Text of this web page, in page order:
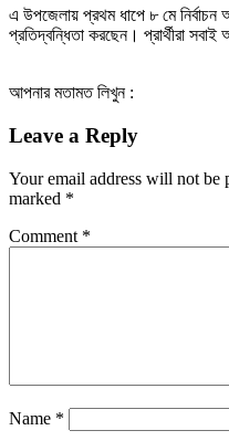
এ উপজেলায় প্রথম ধাপে ৮ মে নির্বাচন
প্রতিদ্বন্ধিতা করছেন। প্রার্থীরা সবাই
আপনার মতামত লিখুন :
Leave a Reply
Your email address will not be
marked *
Comment *
Name *